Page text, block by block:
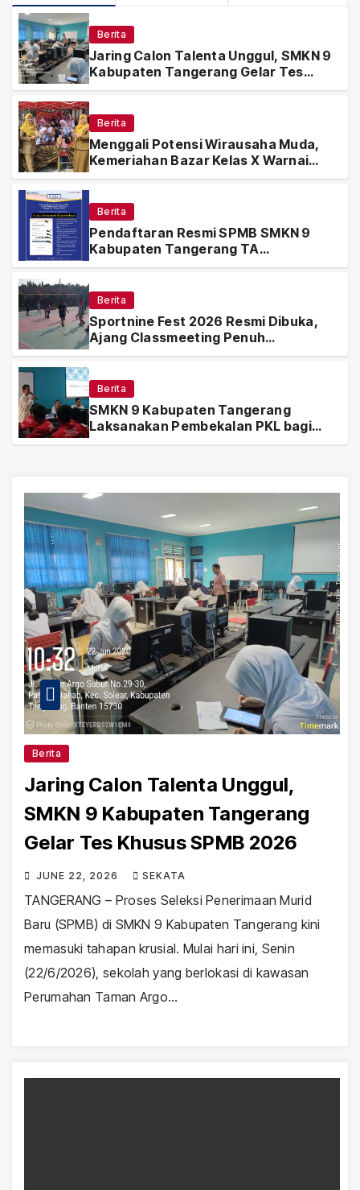
Berita
Jaring Calon Talenta Unggul, SMKN 9
Kabupaten Tangerang Gelar Tes
Khusus SPMB 2026
Berita
Menggali Potensi Wirausaha Muda,
Kemeriahan Bazar Kelas X Warnai
Hari Ketiga SportNine Fest 2026
Berita
Pendaftaran Resmi SPMB SMKN 9
Kabupaten Tangerang TA
2026/2027 Resmi Dibuka, Simak Alur
Berita
Sportnine Fest 2026 Resmi Dibuka,
Ajang Classmeeting Penuh
Semangat dan Kebersamaan di SMKN
Berita
SMKN 9 Kabupaten Tangerang
Laksanakan Pembekalan PKL bagi
Siswa Sebelum Terjun ke Dunia
Berita
Jaring Calon Talenta Unggul,
SMKN 9 Kabupaten Tangerang
Gelar Tes Khusus SPMB 2026
JUNE 22, 2026 SEKATA
TANGERANG – Proses Seleksi Penerimaan Murid
Baru (SPMB) di SMKN 9 Kabupaten Tangerang kini
memasuki tahapan krusial. Mulai hari ini, Senin
(22/6/2026), sekolah yang berlokasi di kawasan
Perumahan Taman Argo…